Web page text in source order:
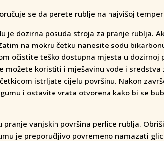
se da perete rublje na najvišoj
je dozirna posuda stroja za pranje rublja.
na mokru četku nanesite sodu
očistite teško dostupna mjesta u
možete koristiti i mješavinu vode i
istrljate cijelu površinu. Nakon
i ostavite vrata otvorena kako bi se
pranje vanjskih površina perlice rublja.
je preporučljivo povremeno namazati